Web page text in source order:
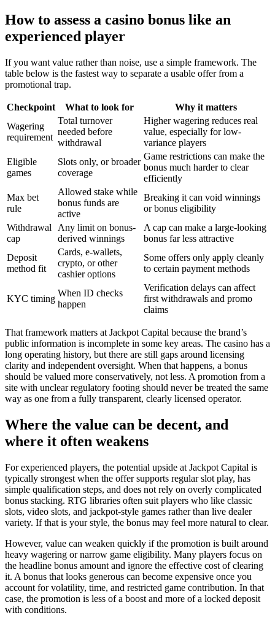
How to assess a casino bonus like an
experienced player
If you want value rather than noise, use a simple framework. The
table below is the fastest way to separate a usable offer from a
promotional trap.
Checkpoint What to look for
Why it matters
Wagering
requirement
Total turnover
needed before
withdrawal
Higher wagering reduces real
value, especially for low-
variance players
Eligible
games
Slots only, or broader
coverage
Game restrictions can make the
bonus much harder to clear
efficiently
Max bet
rule
Allowed stake while
bonus funds are
active
Breaking it can void winnings
or bonus eligibility
Withdrawal
cap
Any limit on bonus-
derived winnings
A cap can make a large-looking
bonus far less attractive
Deposit
method fit
Cards, e-wallets,
crypto, or other
cashier options
Some offers only apply cleanly
to certain payment methods
KYC timing
When ID checks
happen
Verification delays can affect
first withdrawals and promo
claims
That framework matters at Jackpot Capital because the brand’s
public information is incomplete in some key areas. The casino has a
long operating history, but there are still gaps around licensing
clarity and independent oversight. When that happens, a bonus
should be valued more conservatively, not less. A promotion from a
site with unclear regulatory footing should never be treated the same
way as one from a fully transparent, clearly licensed operator.
Where the value can be decent, and
where it often weakens
For experienced players, the potential upside at Jackpot Capital is
typically strongest when the offer supports regular slot play, has
simple qualification steps, and does not rely on overly complicated
bonus stacking. RTG libraries often suit players who like classic
slots, video slots, and jackpot-style games rather than live dealer
variety. If that is your style, the bonus may feel more natural to clear.
However, value can weaken quickly if the promotion is built around
heavy wagering or narrow game eligibility. Many players focus on
the headline bonus amount and ignore the effective cost of clearing
it. A bonus that looks generous can become expensive once you
account for volatility, time, and restricted game contribution. In that
case, the promotion is less of a boost and more of a locked deposit
with conditions.